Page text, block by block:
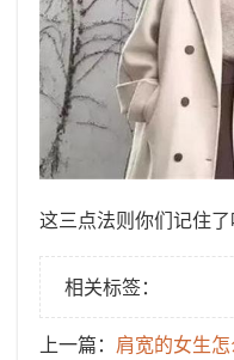
这三点法则你们记住了
相关标签：
上一篇： 肩宽的女生